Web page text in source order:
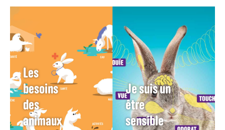
Les
besoins
des
animaux
Je suis un
être
sensible